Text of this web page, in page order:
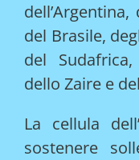
del Brasile,
del
dello Zaire e
La cellula
sostenere